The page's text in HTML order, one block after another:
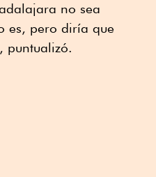
no sea
es, pero diría que
puntualizó.